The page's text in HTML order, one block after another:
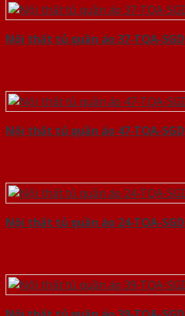
Nội thất tủ quần áo 37-TQA-SGD
Nội thất tủ quần áo 47-TQA-SGD
Nội thất tủ quần áo 24-TQA-SGD